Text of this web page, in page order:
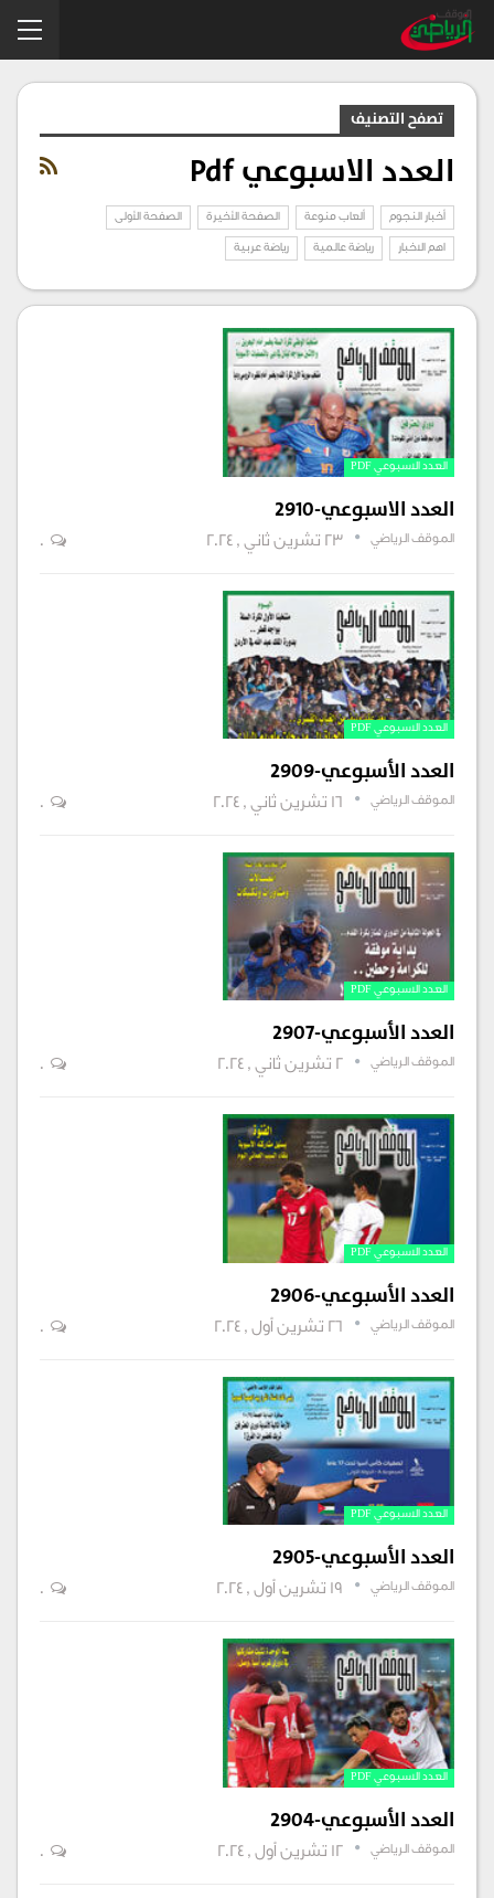
تصفح التصنيف
العدد الاسبوعي Pdf
أخبار النجوم ألعاب منوعة الصفحة الأخيرة الصفحة الأولى
اهم الاخبار رياضة عالمية رياضة عربية
العدد الاسبوعي PDF
العدد الاسبوعي-2910
الموقف الرياضي 23 تشرين ثاني , 2024 0
العدد الاسبوعي PDF
العدد الأسبوعي-2909
الموقف الرياضي 16 تشرين ثاني , 2024 0
العدد الاسبوعي PDF
العدد الأسبوعي-2907
الموقف الرياضي 0
العدد الاسبوعي PDF
العدد الأسبوعي-2906
الموقف الرياضي 26 تشرين أول , 2024 0
العدد الاسبوعي PDF
العدد الأسبوعي-2905
الموقف الرياضي 19 تشرين أول , 2024 0
العدد الاسبوعي PDF
العدد الأسبوعي-2904
الموقف الرياضي 0